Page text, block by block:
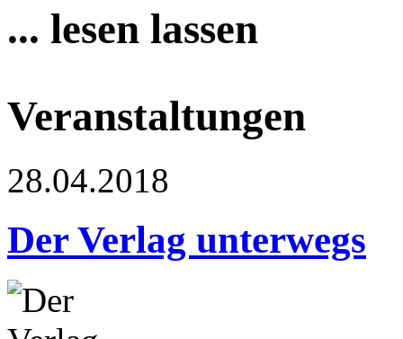
... lesen lassen
Veranstaltungen
28.04.2018
Der Verlag unterwegs